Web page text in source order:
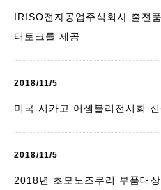
IRISO전자공업주식회사 출전
터토크를 제공
2018/11/5
미국 시카고 어셈블리전시회
2018/11/5
2018년 초모노즈쿠리 부품대